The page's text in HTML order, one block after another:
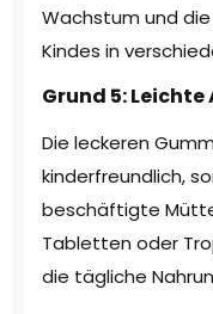
Wachstum und
Kindes in
Grund 5:
Die leckeren
kinderfreundlich,
beschäftigte
Tabletten oder
die tägliche